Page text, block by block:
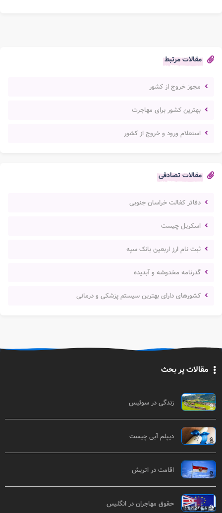
مقالات مرتبط
مجوز خروج از کشور
بهترین کشور برای مهاجرت
استعلام ورود و خروج از کشور
مقالات تصادفی
دفاتر کفالت خراسان جنوبی
اسکریل چیست
ثبت نام ارز اربعین بانک سپه
گذرنامه مخدوشه و آبدیده
کشورهای دارای بهترین سیستم پزشکی و درمانی
مقالات پر بحث
زندگی در سوئیس
دیپلم آبی چیست
اقامت در اتریش
حقوق مهاجران در انگلیس